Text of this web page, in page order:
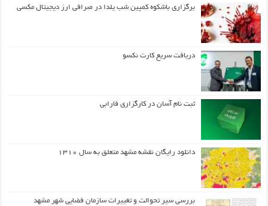
برگزاری باشکوه کمپین شب یلدا در صرافی ارز دیجیتال مکسی
دریافت سریع کارت نکسو
ثبت نام آسان در کارگزاری فارابی
دانلود رایگان نقشه مشهد متعلق به سال ۱۳۱۰
بررسی سیر تحوالت و تغییرات سازمان فضایی شهر مشهد